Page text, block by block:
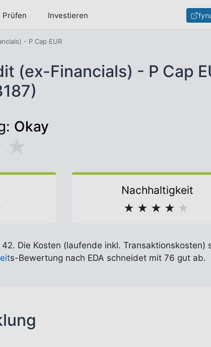
Prüfen Investieren
- P Cap EUR
(ex-Financials) - P Cap
Okay
Nachhaltigkeit
★ ★ ★ ★ ★
42. Die Kosten (laufende inkl. Transaktionskosten)
s-Bewertung nach EDA schneidet mit 76 gut ab.